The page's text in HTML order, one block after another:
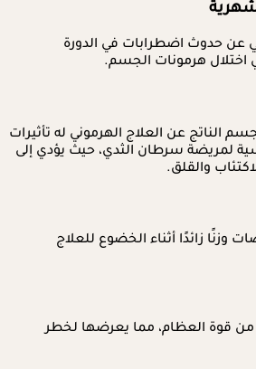
عن حدوث اضطرابات في الدورة
اختلال هرمونات الجسم.
الناتج عن العلاج الهرموني له تأثيرات
لمريضة سرطان الثدي، حيث يؤدي إلى
والقلق.
زائدًا أثناء الخضوع للعلاج
قوة العظام، مما يعرضها لخطر